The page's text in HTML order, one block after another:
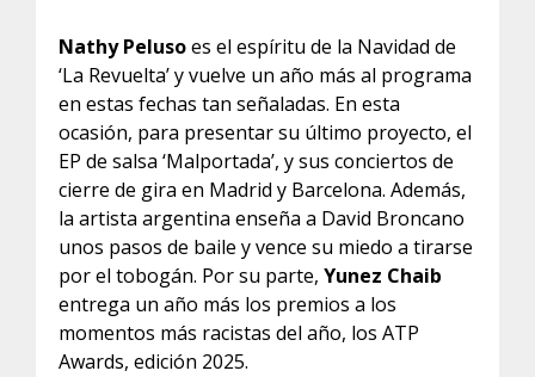
Nathy Pelusoes el espíritu de la Navidad de
‘La Revuelta’ y vuelve un año más al programa
en estas fechas tan señaladas. En esta
ocasión, para presentar su último proyecto, el
EP de salsa ‘Malportada’, y sus conciertos de
cierre de gira en Madrid y Barcelona. Además,
la artista argentina enseña a David Broncano
unos pasos de baile y vence su miedo a tirarse
por el tobogán. Por su parte,Yunez Chaib
entrega un año más los premios a los
momentos más racistas del año, los ATP
Awards, edición 2025.